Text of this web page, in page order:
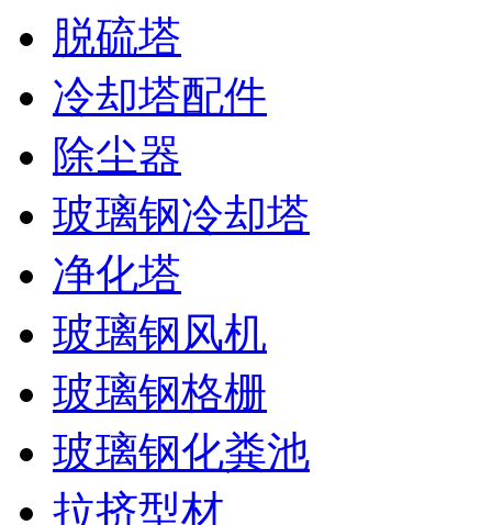
脱硫塔
冷却塔配件
除尘器
玻璃钢冷却塔
净化塔
玻璃钢风机
玻璃钢格栅
玻璃钢化粪池
拉挤型材